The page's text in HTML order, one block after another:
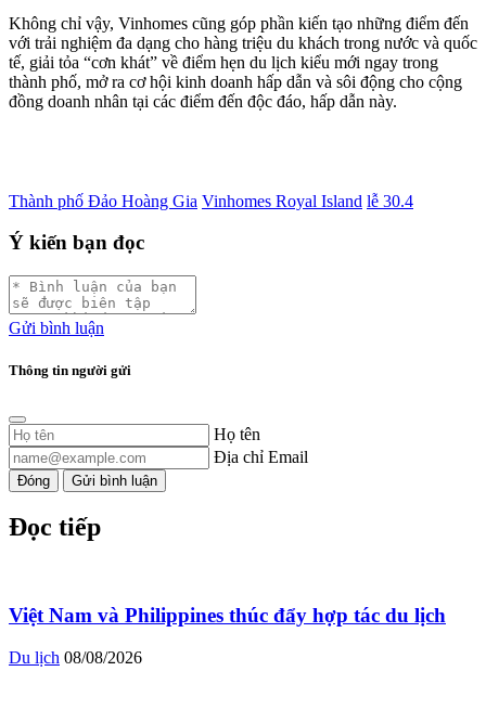
Không chỉ vậy, Vinhomes cũng góp phần kiến tạo những điểm đến
với trải nghiệm đa dạng cho hàng triệu du khách trong nước và quốc
tế, giải tỏa “cơn khát” về điểm hẹn du lịch kiểu mới ngay trong
thành phố, mở ra cơ hội kinh doanh hấp dẫn và sôi động cho cộng
đồng doanh nhân tại các điểm đến độc đáo, hấp dẫn này.
Thành phố Đảo Hoàng Gia Vinhomes Royal Island lễ 30.4
Ý kiến bạn đọc
Gửi bình luận
Thông tin người gửi
Họ tên
Địa chỉ Email
Đóng Gửi bình luận
Đọc tiếp
Việt Nam và Philippines thúc đẩy hợp tác du lịch
Du lịch 08/08/2026